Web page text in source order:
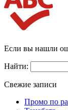
Если вы нашли
Найти:
Свежие записи
Промо по